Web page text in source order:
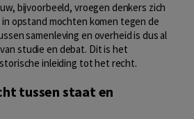
bijvoorbeeld, vroegen denkers zich
opstand mochten komen tegen de
samenleving en overheid is dus al
studie en debat. Dit is het
inleiding tot het recht.
tussen staat en